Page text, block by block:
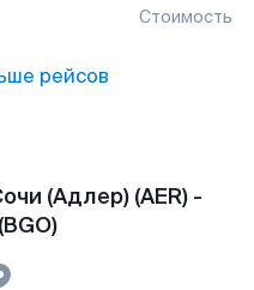
Стоимость
рейсов
(Адлер) (AER) -